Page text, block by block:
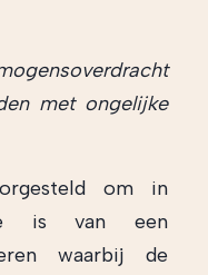
met ongelijke
om in
is van een
waarbij de